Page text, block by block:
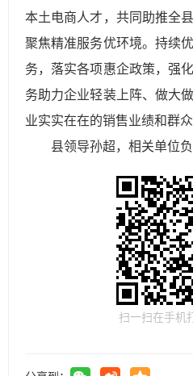
本土电商人才，共同助推全
聚焦精准服务优环境。持续
务，落实各项惠企政策，强
务助力企业轻装上阵、做大
业实实在在的销售业绩和群众
县领导孙超，相关单位
扫一扫在手机